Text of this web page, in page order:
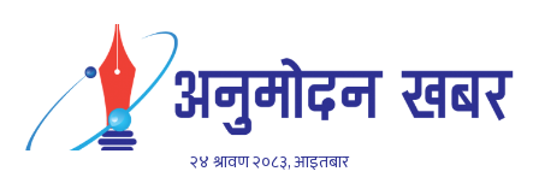
२४ श्रावण २०८३, आइतबार